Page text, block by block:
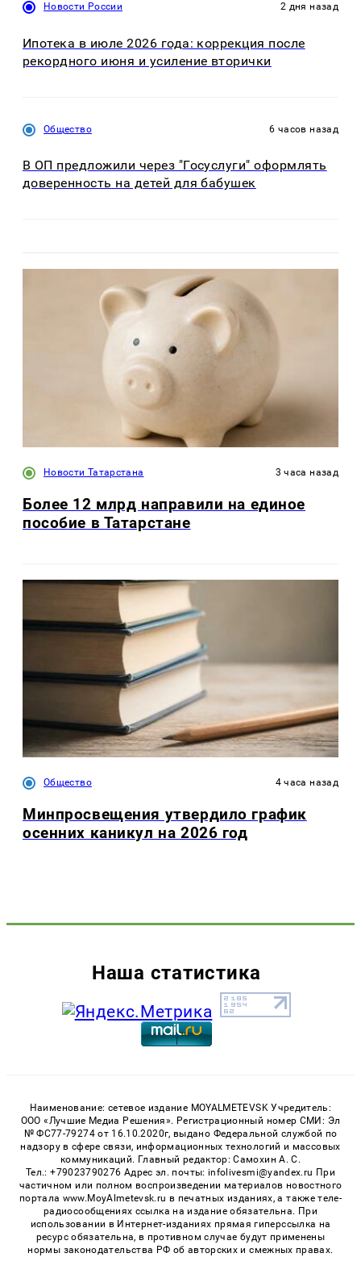
Новости России 2 дня назад
Ипотека в июле 2026 года: коррекция после
рекордного июня и усиление вторички
Общество 6 часов назад
В ОП предложили через "Госуслуги" оформлять
доверенность на детей для бабушек
Новости Татарстана 3 часа назад
Более 12 млрд направили на единое
пособие в Татарстане
Общество 4 часа назад
Минпросвещения утвердило график
осенних каникул на 2026 год
Наша статистика
Наименование: сетевое издание MOYALMETEVSK Учредитель:
ООО «Лучшие Медиа Решения». Регистрационный номер СМИ: Эл
№ ФС77-79274 от 16.10.2020г, выдано Федеральной службой по
надзору в сфере связи, информационных технологий и массовых
коммуникаций. Главный редактор: Самохин А. С.
Тел.: +79023790276 Адрес эл. почты: infolivesmi@yandex.ru При
частичном или полном воспроизведении материалов новостного
портала www.MoyAlmetevsk.ru в печатных изданиях, а также теле-
радиосообщениях ссылка на издание обязательна. При
использовании в Интернет-изданиях прямая гиперссылка на
ресурс обязательна, в противном случае будут применены
нормы законодательства РФ об авторских и смежных правах.